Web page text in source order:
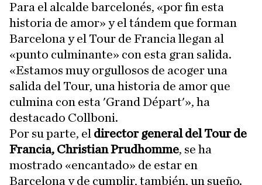
Para el alcalde barcelonés, «por fin esta
historia de amor» y el tándem que forman
Barcelona y el Tour de Francia llegan al
«punto culminante» con esta gran salida.
«Estamos muy orgullosos de acoger una
salida del Tour, una historia de amor que
culmina con esta 'Grand Départ'», ha
destacado Collboni.
Por su parte, el director general del Tour de
Francia, Christian Prudhomme, se ha
mostrado «encantado» de estar en
Barcelona y de cumplir, también, un sueño.